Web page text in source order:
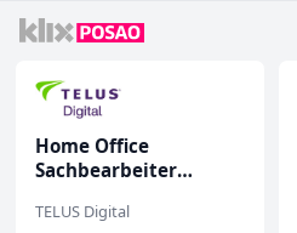
Home Office
Sachbearbeiter
bekannten deutschen
TELUS Digital